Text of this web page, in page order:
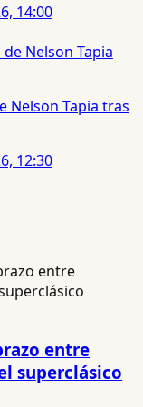
14:00
Nelson Tapia tras
12:30
entre
superclásico